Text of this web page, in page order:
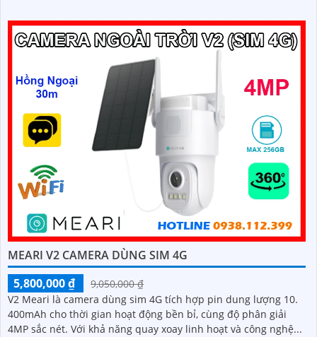
MEARI V2 CAMERA DÙNG SIM 4G
5,800,000 ₫
9,050,000 ₫
V2 Meari là camera dùng sim 4G tích hợp pin dung lượng 10.
400mAh cho thời gian hoạt động bền bỉ, cùng độ phân giải
4MP sắc nét. Với khả năng quay xoay linh hoạt và công nghệ...